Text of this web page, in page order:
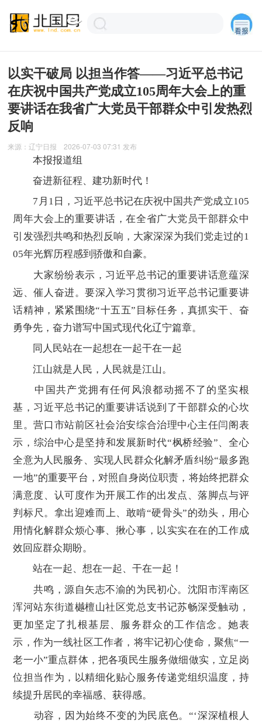
以实干破局 以担当作答——习近平总书记
在庆祝中国共产党成立105周年大会上的重
要讲话在我省广大党员干部群众中引发热烈
反响
来源：辽宁日报 2026-07-03 07:31 发布
本报报道组
奋进新征程、建功新时代！
7月1日，习近平总书记在庆祝中国共产党成立105
周年大会上的重要讲话，在全省广大党员干部群众中
引发强烈共鸣和热烈反响，大家深深为我们党走过的1
05年光辉历程感到骄傲和自豪。
大家纷纷表示，习近平总书记的重要讲话意蕴深
远、催人奋进。要深入学习贯彻习近平总书记重要讲
话精神，紧紧围绕“十五五”目标任务，真抓实干、奋
勇争先，奋力谱写中国式现代化辽宁篇章。
同人民站在一起想在一起干在一起
江山就是人民，人民就是江山。
中国共产党拥有任何风浪都动摇不了的坚实根
基，习近平总书记的重要讲话说到了干部群众的心坎
里。营口市站前区社会治安综合治理中心主任闫阁表
示，综治中心是坚持和发展新时代“枫桥经验”、全心
全意为人民服务、实现人民群众化解矛盾纠纷“最多跑
一地”的重要平台，对照自身岗位职责，将始终把群众
满意度、认可度作为开展工作的出发点、落脚点与评
判标尺。拿出迎难而上、敢啃“硬骨头”的劲头，用心
用情化解群众烦心事、揪心事，以实实在在的工作成
效回应群众期盼。
站在一起、想在一起、干在一起！
共鸣，源自矢志不渝的为民初心。沈阳市浑南区
浑河站东街道樾檀山社区党总支书记苏畅深受触动，
更加坚定了扎根基层、服务群众的工作信念。她表
示，作为一线社区工作者，将牢记初心使命，聚焦“一
老一小”重点群体，把各项民生服务做细做实，立足岗
位担当作为，以精细化贴心服务传递党组织温度，持
续提升居民的幸福感、获得感。
动容，因为始终不变的为民底色。“‘深深植根人